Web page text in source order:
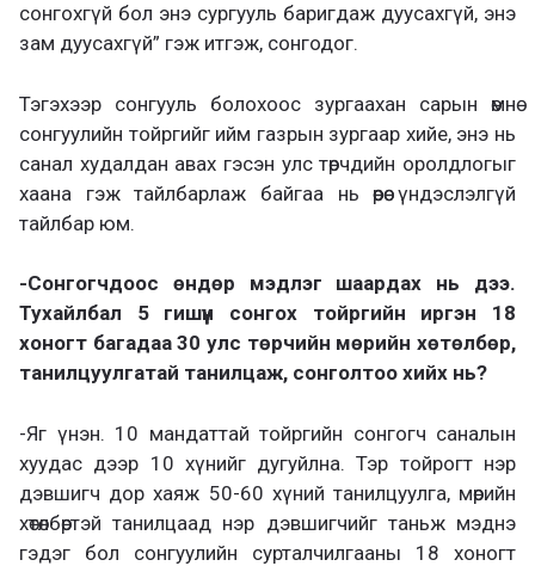
сонгохгүй бол энэ сургууль баригдаж дуусахгүй, энэ
зам дуусахгүй” гэж итгэж, сонгодог.
Тэгэхээр сонгууль болохоос зургаахан сарын өмнө
сонгуулийн тойргийг ийм газрын зургаар хийе, энэ нь
санал худалдан авах гэсэн улс төрчдийн оролдлогыг
хаана гэж тайлбарлаж байгаа нь өөрөө үндэслэлгүй
тайлбар юм.
-Сонгогчдоос өндөр мэдлэг шаардах нь дээ.
Тухайлбал 5 гишүүн сонгох тойргийн иргэн 18
хоногт багадаа 30 улс төрчийн мөрийн хөтөлбөр,
танилцуулгатай танилцаж, сонголтоо хийх нь?
-Яг үнэн. 10 мандаттай тойргийн сонгогч саналын
хуудас дээр 10 хүнийг дугуйлна. Тэр тойрогт нэр
дэвшигч дор хаяж 50-60 хүний танилцуулга, мөрийн
хөтөлбөртэй танилцаад нэр дэвшигчийг таньж мэднэ
гэдэг бол сонгуулийн сурталчилгааны 18 хоногт